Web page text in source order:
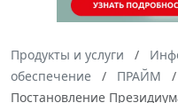
Продукты и услуги
обеспечение
ПРАЙМ
Постановление